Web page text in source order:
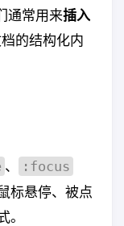
通常用来插入
的结构化内
、 :focus
标悬停、被点